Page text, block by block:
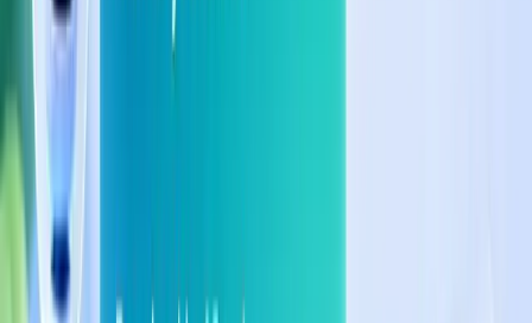
5 CÂU CHỐT ĐƠN QUA TIN NHẮN – LƯU LẠI
Xem ngay